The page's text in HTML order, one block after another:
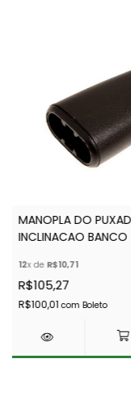
MANOPLA DO
INCLINACAO
12x de R$10,71
R$105,27
R$100,01com Boleto